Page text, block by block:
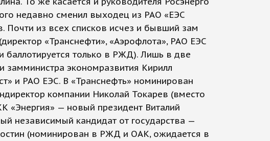
недавно сменил выходец из РАО «ЕЭС
Почти из всех списков исчез и бывший зам
«Транснефти», «Аэрофлота», РАО ЕЭС
баллотируется только в РЖД). Лишь в две
замминистра экономразвития Кирилл
и РАО ЕЭС. В «Транснефть» номинирован
компании Николай Токарев (вместо
«Энергия» — новый президент Виталий
независимый кандидат от государства —
(номинирован в РЖД и ОАК, ожидается в